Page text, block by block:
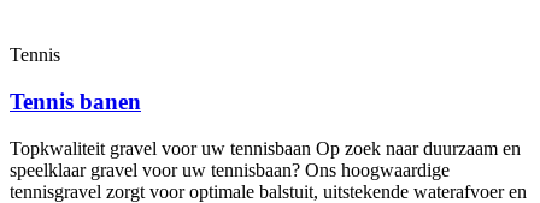
Tennis
Tennis banen
Topkwaliteit gravel voor uw tennisbaan Op zoek naar duurzaam en
speelklaar gravel voor uw tennisbaan? Ons hoogwaardige
tennisgravel zorgt voor optimale balstuit, uitstekende waterafvoer en